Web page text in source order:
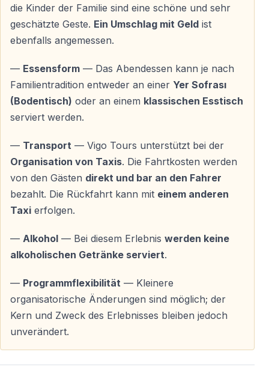
— Vigo Tours stelltAdresse und alle notwendigen
Informationenzur Verfügung
— Bezahlung des Taxis erfolgt
— Rückfahrt kannmit einem anderen Taxi erfolgen
— Vigo Tours unterstützt bei Bedarf bei der
Organisation
— Herzliches Willkommen durch die Familie
— Kurze Einführung in Familienleben und Traditionen
— Zeit für erste Gespräche vor dem Essen
— Nach dem Abendessen organisieren die Gäste ihre
Rückfahrt selbst per Taxi
Für wen ist dieses Erlebnis geeignet?
Teilnahmebedingungen
die Kinder der Familie sind eine schöne und sehr
geschätzte Geste. Ein Umschlag mit Geld ist
ebenfalls angemessen.
— Essensform — Das Abendessen kann je nach
Familientradition entweder an einer Yer Sofrası
(Bodentisch) oder an einem klassischen Esstisch
serviert werden.
— Transport — Vigo Tours unterstützt bei der
Organisation von Taxis. Die Fahrtkosten werden
von den Gästen direkt und bar an den Fahrer
bezahlt. Die Rückfahrt kann mit einem anderen
Taxi erfolgen.
— Alkohol — Bei diesem Erlebnis werden keine
alkoholischen Getränke serviert.
— Programmflexibilität — Kleinere
organisatorische Änderungen sind möglich; der
Kern und Zweck des Erlebnisses bleiben jedoch
unverändert.